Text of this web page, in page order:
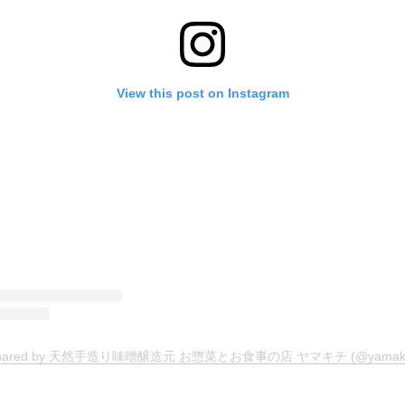
View this post on Instagram
by 天然手造り味噌醸造元 お惣菜とお食事の店 ヤマキチ